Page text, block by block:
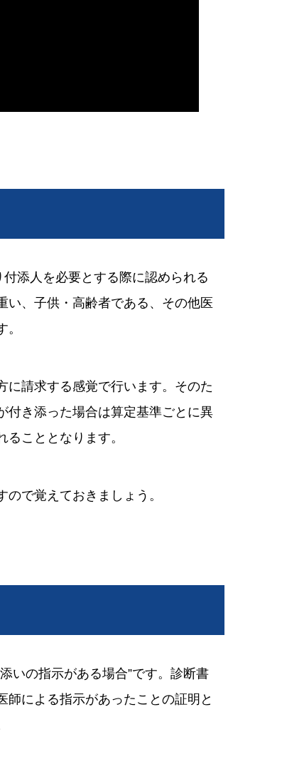
添人を必要とする際に認められる
い、子供・高齢者である、その他医
に請求する感覚で行います。そのた
付き添った場合は算定基準ごとに異
こととなります。
で覚えておきましょう。
いの指示がある場合”です。診断書
による指示があったことの証明と